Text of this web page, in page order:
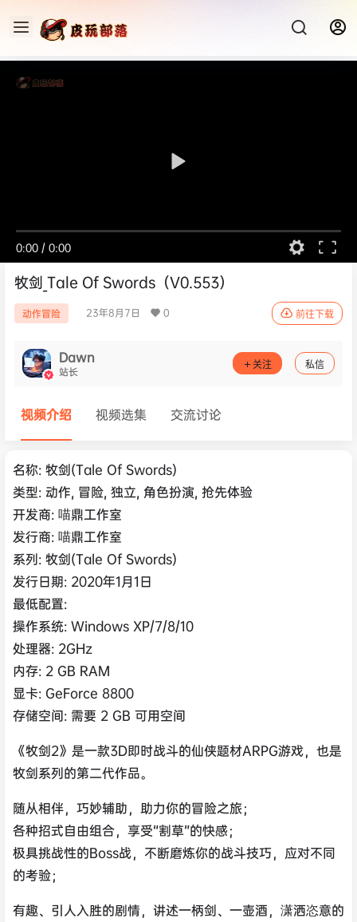
0:00 / 0:00
牧剑_Tale Of Swords（V0.553）
动作冒险 23年8月7日 0 前往下载
Dawn
站长 关注 私信
视频介绍 视频选集 交流讨论
名称: 牧剑(Tale Of Swords)
类型: 动作, 冒险, 独立, 角色扮演, 抢先体验
开发商: 喵鼎工作室
发行商: 喵鼎工作室
系列: 牧剑(Tale Of Swords)
发行日期: 2020年1月1日
最低配置:
操作系统: Windows XP/7/8/10
处理器: 2GHz
内存: 2 GB RAM
显卡: GeForce 8800
存储空间: 需要 2 GB 可用空间
《牧剑2》是一款3D即时战斗的仙侠题材ARPG游戏，也是
牧剑系列的第二代作品。
随从相伴，巧妙辅助，助力你的冒险之旅；
各种招式自由组合，享受“割草”的快感；
极具挑战性的Boss战，不断磨炼你的战斗技巧，应对不同
的考验；
有趣、引人入胜的剧情，讲述一柄剑、一壶酒，潇洒恣意的